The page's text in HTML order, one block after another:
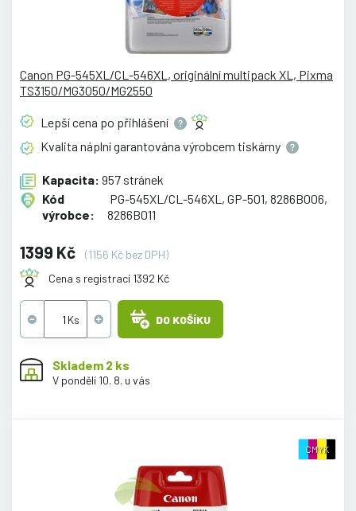
Canon PG-545XL/CL-546XL, originální multipack XL, Pixma
TS3150/MG3050/MG2550
Lepší cena po přihlášení
Kvalita náplní garantována výrobcem tiskárny
Kapacita: 957 stránek
Kód
výrobce:
PG-545XL/CL-546XL, GP-501, 8286B006,
8286B011
1399 Kč
(1156 Kč bez DPH)
Cena s registrací 1392 Kč
DO KOŠÍKU
Skladem 2 ks
V pondělí 10. 8. u vás
CMYK